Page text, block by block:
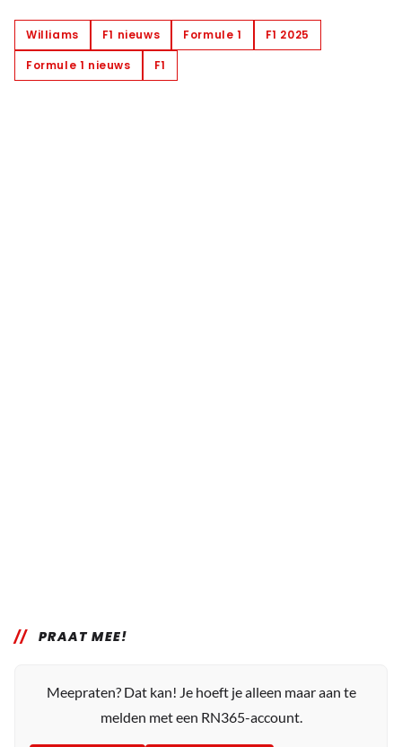
Williams F1 nieuws Formule 1
F1 2025
Formule 1 nieuws
F1
PRAAT MEE!
Meepraten? Dat kan! Je hoeft je alleen maar aan te
melden met een RN365-account.